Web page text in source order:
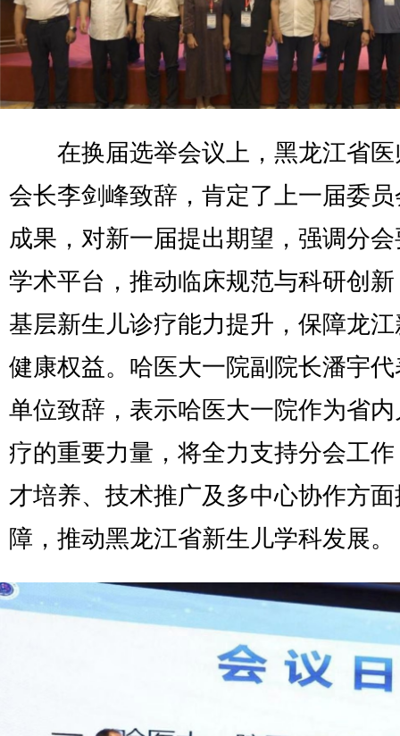
在换届选举会议上，黑龙江省医
会长李剑峰致辞，肯定了上一届委
成果，对新一届提出期望，强调分
学术平台，推动临床规范与科研创
基层新生儿诊疗能力提升，保障龙
健康权益。哈医大一院副院长潘宇
单位致辞，表示哈医大一院作为省
疗的重要力量，将全力支持分会工
才培养、技术推广及多中心协作方
障，推动黑龙江省新生儿学科发展。